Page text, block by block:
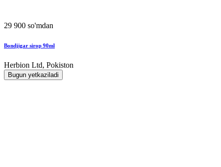
29 900 so'mdan
Bondjigar sirop 90ml
Herbion Ltd, Pokiston
Bugun yetkaziladi